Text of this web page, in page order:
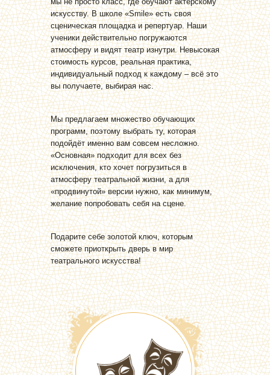
искусству. В школе «Smile» есть своя
сценическая площадка и репертуар. Наши
ученики действительно погружаются
атмосферу и видят театр изнутри. Невысокая
стоимость курсов, реальная практика,
индивидуальный подход к каждому – всё это
вы получаете, выбирая нас.
Мы предлагаем множество обучающих
программ, поэтому выбрать ту, которая
подойдёт именно вам совсем несложно.
«Основная» подходит для всех без
исключения, кто хочет погрузиться в
атмосферу театральной жизни, а для
«продвинутой» версии нужно, как минимум,
желание попробовать себя на сцене.
Подарите себе золотой ключ, которым
сможете приоткрыть дверь в мир
театрального искусства!